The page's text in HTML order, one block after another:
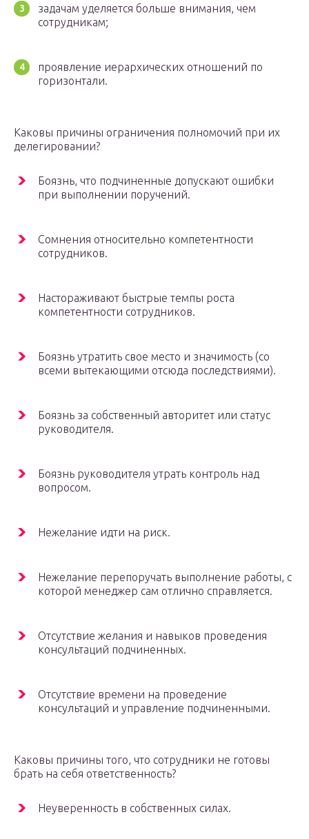
задачам уделяется больше внимания, чем
сотрудникам;
проявление иерархических отношений по
горизонтали.
Каковы причины ограничения полномочий при их
делегировании?
Боязнь, что подчиненные допускают ошибки
при выполнении поручений.
Сомнения относительно компетентности
сотрудников.
Настораживают быстрые темпы роста
компетентности сотрудников.
Боязнь утратить свое место и значимость (со
всеми вытекающими отсюда последствиями).
Боязнь за собственный авторитет или статус
руководителя.
Боязнь руководителя утрать контроль над
вопросом.
Нежелание идти на риск.
Нежелание перепоручать выполнение работы, с
которой менеджер сам отлично справляется.
Отсутствие желания и навыков проведения
консультаций подчиненных.
Отсутствие времени на проведение
консультаций и управление подчиненными.
Каковы причины того, что сотрудники не готовы
брать на себя ответственность?
Неуверенность в собственных силах.